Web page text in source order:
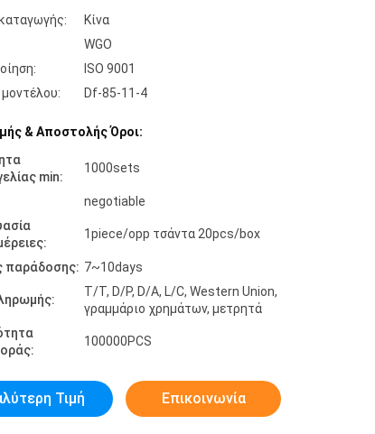
Κίνα
WGO
ISO 9001
Df-85-11-4
& Αποστολής Όροι:
min:
1000sets
negotiable
1piece/opp τσάντα 20pcs/box
παράδοσης: 7~10days
T/T, D/P, D/A, L/C, Western Union,
γραμμάριο χρημάτων, μετρητά
100000PCS
Τιμή Επικοινωνία